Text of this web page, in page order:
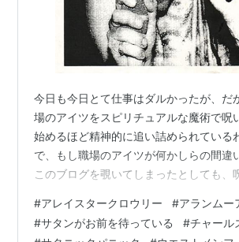
今日も今日とて仕事はダルかったが、だ
場のアイツをスピリチュアルな魔術で呪
始めるほど精神的に追い詰められている
で、もし職場のアイツが何かしらの間違
このブログを覗いてしまったとしても、
ないストゼロを飲みながらこの記事を書
だが、ストゼロ文学の一つでも呟きなが
#アレイスタークロウリー #アランムー
#サタンがお前を待っている #チャール